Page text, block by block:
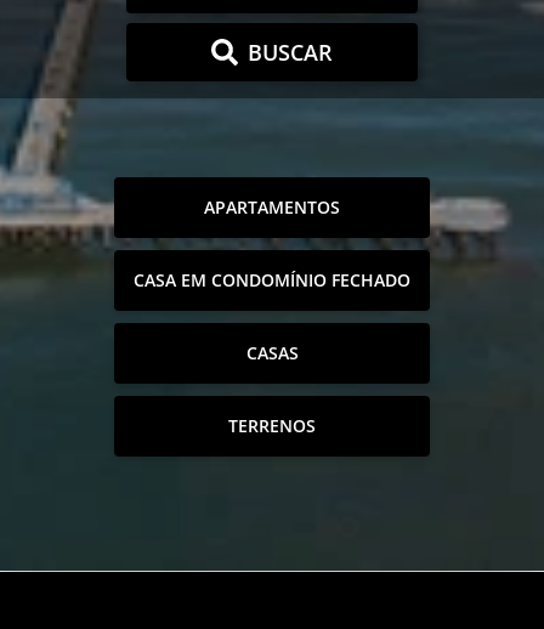
BUSCAR
APARTAMENTOS
CASA EM CONDOMÍNIO FECHADO
CASAS
TERRENOS